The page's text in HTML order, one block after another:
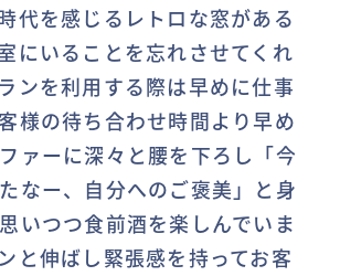
代を感じるレトロな窓がある
にいることを忘れさせてくれ
ンを利用する際は早めに仕事
様の待ち合わせ時間より早め
ァーに深々と腰を下ろし「今
なー、自分へのご褒美」と身
いつつ食前酒を楽しんでいま
と伸ばし緊張感を持ってお客